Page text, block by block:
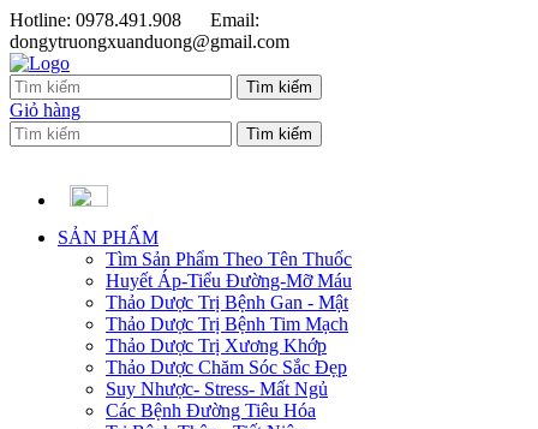
Hotline: 0978.491.908
Email:
dongytruongxuanduong@gmail.com
Giỏ hàng
SẢN PHẨM
Tìm Sản Phẩm Theo Tên Thuốc
Huyết Áp-Tiểu Đường-Mỡ Máu
Thảo Dược Trị Bệnh Gan - Mật
Thảo Dược Trị Bệnh Tim Mạch
Thảo Dược Trị Xương Khớp
Thảo Dược Chăm Sóc Sắc Đẹp
Suy Nhược- Stress- Mất Ngủ
Các Bệnh Đường Tiêu Hóa